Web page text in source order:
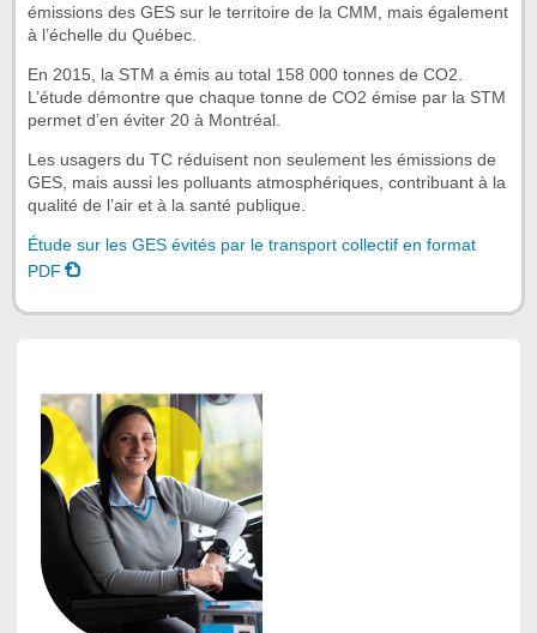
émissions des GES sur le territoire de la CMM, mais également
à l’échelle du Québec.
En 2015, la STM a émis au total 158 000 tonnes de CO2.
L’étude démontre que chaque tonne de CO2 émise par la STM
permet d’en éviter 20 à Montréal.
Les usagers du TC réduisent non seulement les émissions de
GES, mais aussi les polluants atmosphériques, contribuant à la
qualité de l’air et à la santé publique.
Étude sur les GES évités par le transport collectif en format
PDF